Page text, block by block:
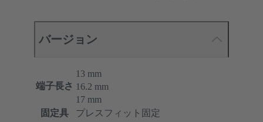
バージョン
端子長さ
13 mm
16.2 mm
17 mm
固定具
プレスフィット固定